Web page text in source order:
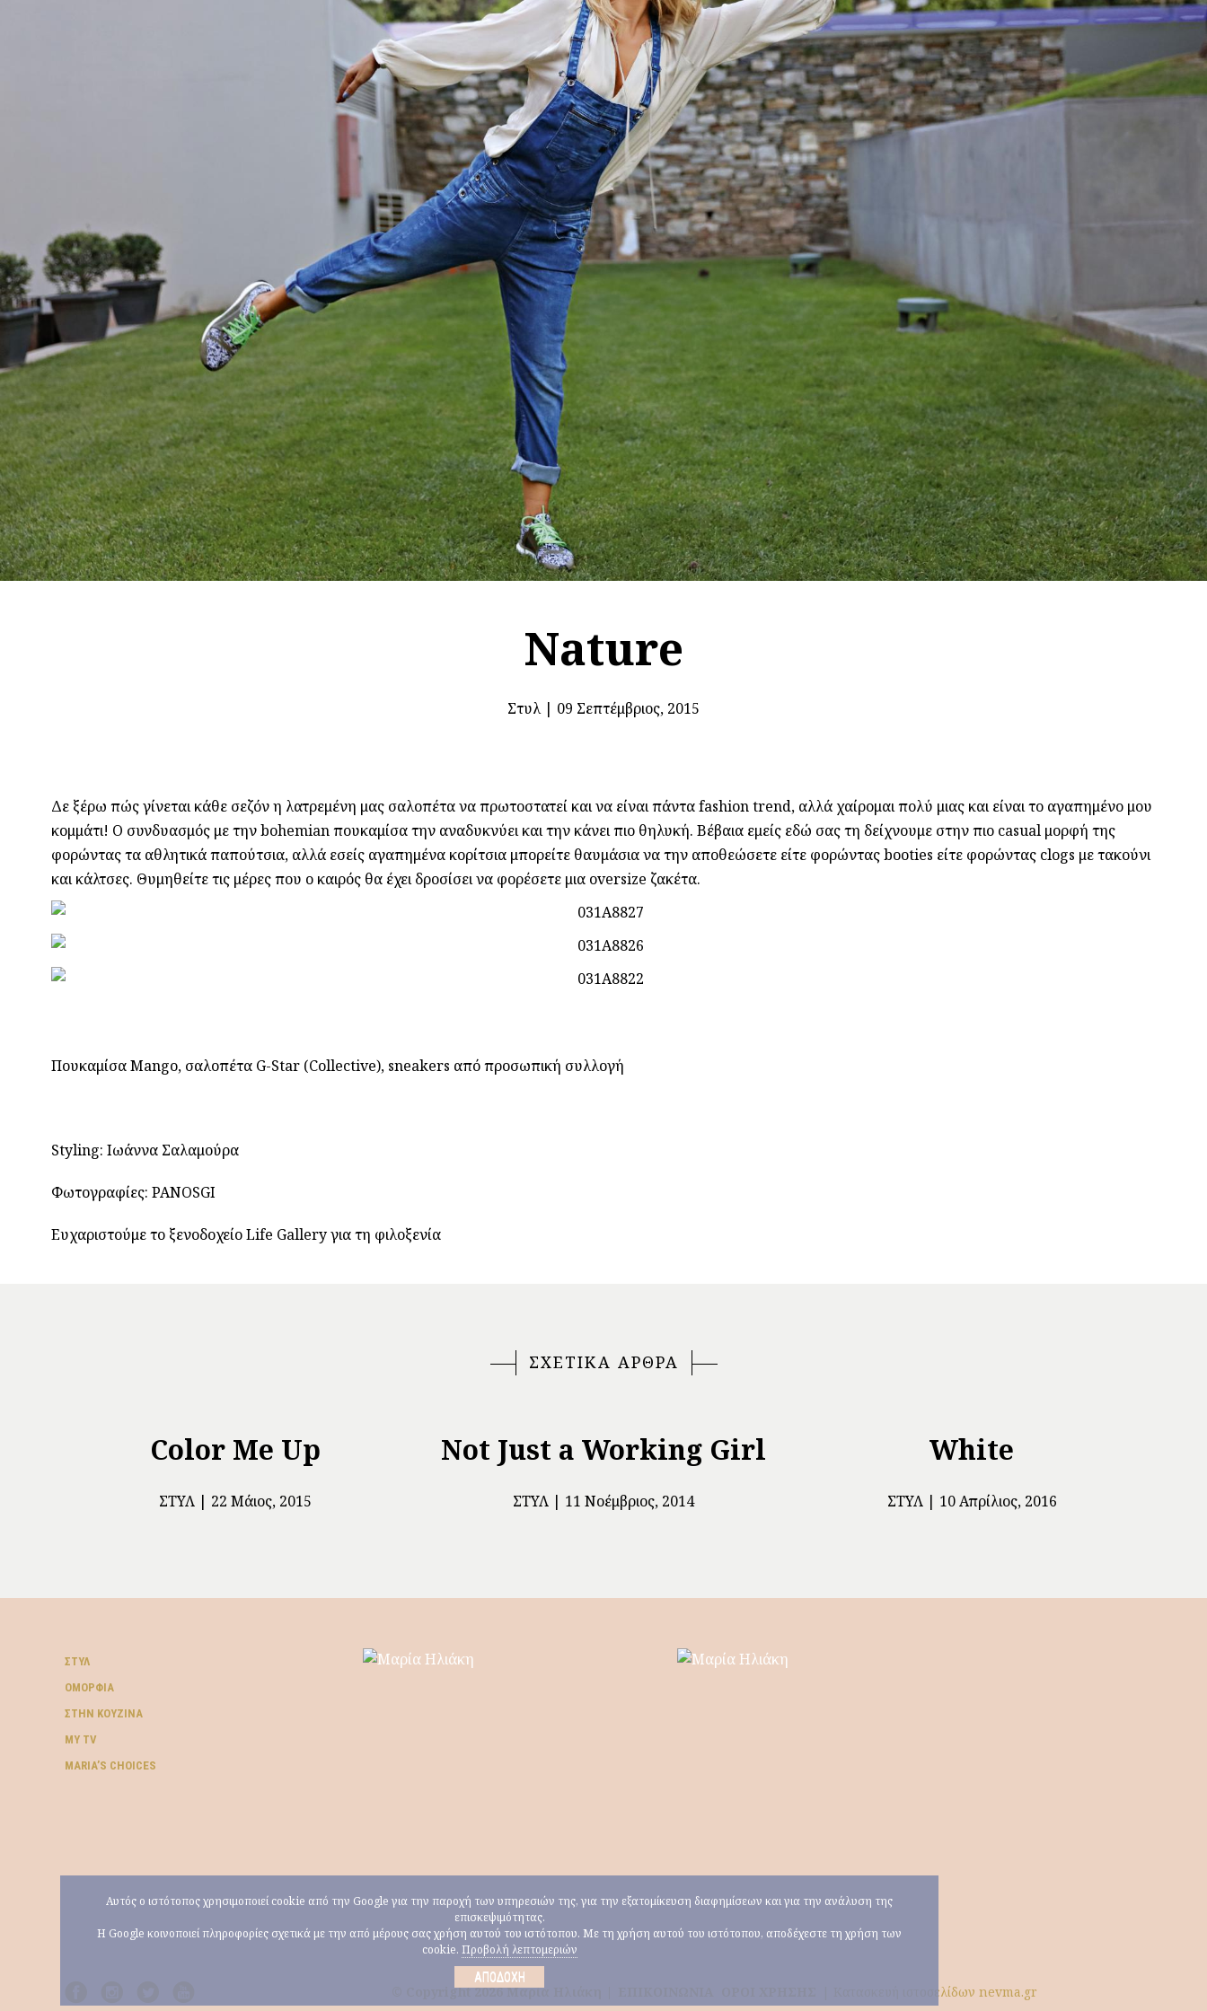
Nature
Στυλ| 09 Σεπτέμβριος, 2015
Δε ξέρω πώς γίνεται κάθε σεζόν η λατρεμένη μας σαλοπέτα να πρωτοστατεί και να είναι πάντα fashion trend, αλλά χαίρομαι πολύ μιας και είναι το αγαπημένο μου
κομμάτι! Ο συνδυασμός με την bohemian πουκαμίσα την αναδυκνύει και την κάνει πιο θηλυκή. Βέβαια εμείς εδώ σας τη δείχνουμε στην πιο casual μορφή της
φορώντας τα αθλητικά παπούτσια, αλλά εσείς αγαπημένα κορίτσια μπορείτε θαυμάσια να την αποθεώσετε είτε φορώντας booties είτε φορώντας clogs με τακούνι
και κάλτσες. Θυμηθείτε τις μέρες που ο καιρός θα έχει δροσίσει να φορέσετε μια oversize ζακέτα.
Πουκαμίσα Mango, σαλοπέτα G-Star (Collective), sneakers από προσωπική συλλογή
Styling: Ιωάννα Σαλαμούρα
Φωτογραφίες: PANOSGI
Ευχαριστούμε το ξενοδοχείο Life Gallery για τη φιλοξενία
ΣΧΕΤΙΚΑ ΑΡΘΡΑ
Color Me Up
ΣΤΥΛ 22 Μάιος, 2015
Not Just a Working Girl
ΣΤΥΛ 11 Νοέμβριος, 2014
White
ΣΤΥΛ 10 Απρίλιος, 2016
ΣΤΥΛ
ΟΜΟΡΦΙΆ
ΣΤΗΝ ΚΟΥΖΊΝΑ
MY TV
ΜARIA’S CHOICES
© Copyright 2026 Μαρία Ηλιάκη | Κατασκευή ιστοσελίδων nevma.gr
Αυτός ο ιστότοπος χρησιμοποιεί cookie από την Google για την παροχή των υπηρεσιών της, για την εξατομίκευση διαφημίσεων και για την ανάλυση της
επισκεψιμότητας.
Η Google κοινοποιεί πληροφορίες σχετικά με την από μέρους σας χρήση αυτού του ιστότοπου. Με τη χρήση αυτού του ιστότοπου, αποδέχεστε τη χρήση των
cookie. Προβολή λεπτομεριών
ΑΠΟΔΟΧΉ